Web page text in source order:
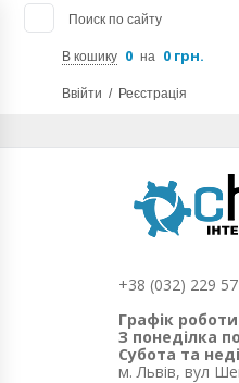
Поиск по сайту
В кошику 0 на 0 грн.
Ввійти / Реєстрація
+38 (032) 229 57
Графік
З понеділка
Субота та
м. Львів, вул